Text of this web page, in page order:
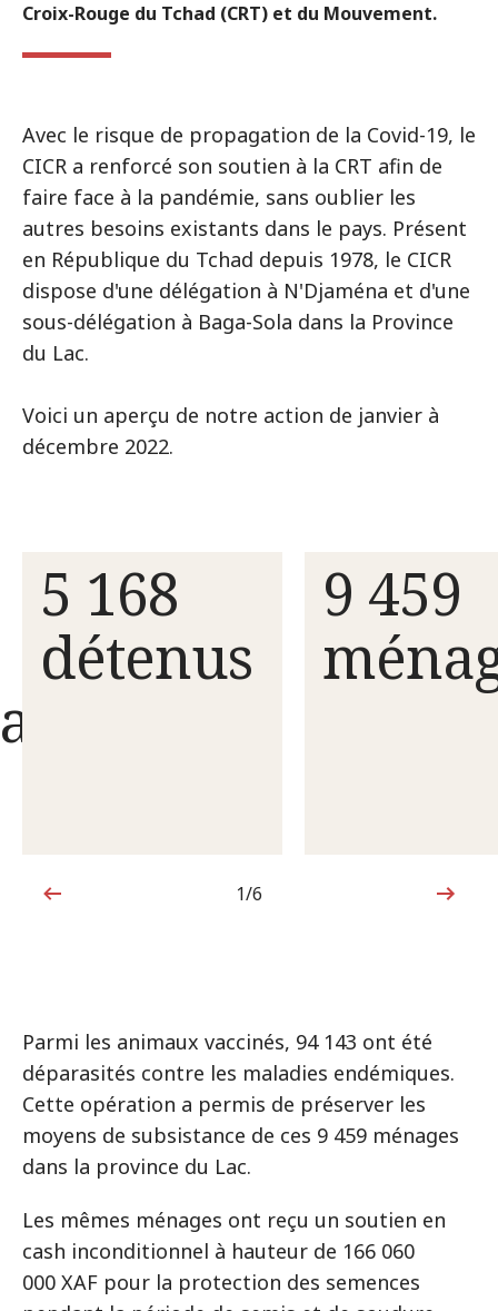
Croix-Rouge du Tchad (CRT) et du Mouvement.
Avec le risque de propagation de la Covid-19, le
CICR a renforcé son soutien à la CRT afin de
faire face à la pandémie, sans oublier les
autres besoins existants dans le pays. Présent
en République du Tchad depuis 1978, le CICR
dispose d'une délégation à N'Djaména et d'une
sous-délégation à Baga-Sola dans la Province
du Lac.
Voici un aperçu de notre action de janvier à
décembre 2022.
5 168
détenus
9 459
1sur6
1/6
Parmi les animaux vaccinés, 94 143 ont été
déparasités contre les maladies endémiques.
Cette opération a permis de préserver les
moyens de subsistance de ces 9 459 ménages
dans la province du Lac.
Les mêmes ménages ont reçu un soutien en
cash inconditionnel à hauteur de 166 060
000 XAF pour la protection des semences